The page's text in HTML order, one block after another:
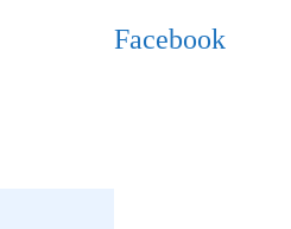
Facebook